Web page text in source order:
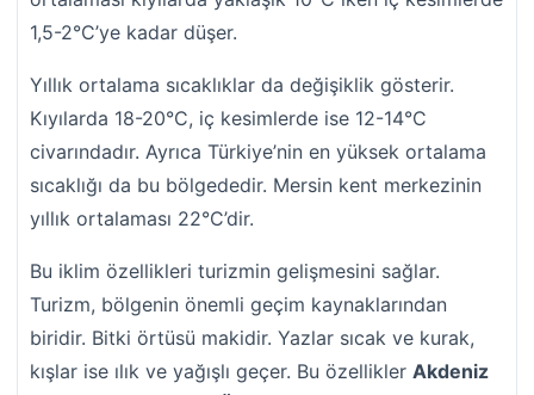
1,5-2°C’ye kadar düşer.
Yıllık ortalama sıcaklıklar da değişiklik gösterir.
Kıyılarda 18-20°C, iç kesimlerde ise 12-14°C
civarındadır. Ayrıca Türkiye’nin en yüksek ortalama
sıcaklığı da bu bölgededir. Mersin kent merkezinin
yıllık ortalaması 22°C’dir.
Bu iklim özellikleri turizmin gelişmesini sağlar.
Turizm, bölgenin önemli geçim kaynaklarından
biridir. Bitki örtüsü makidir. Yazlar sıcak ve kurak,
kışlar ise ılık ve yağışlı geçer. Bu özellikler Akdeniz